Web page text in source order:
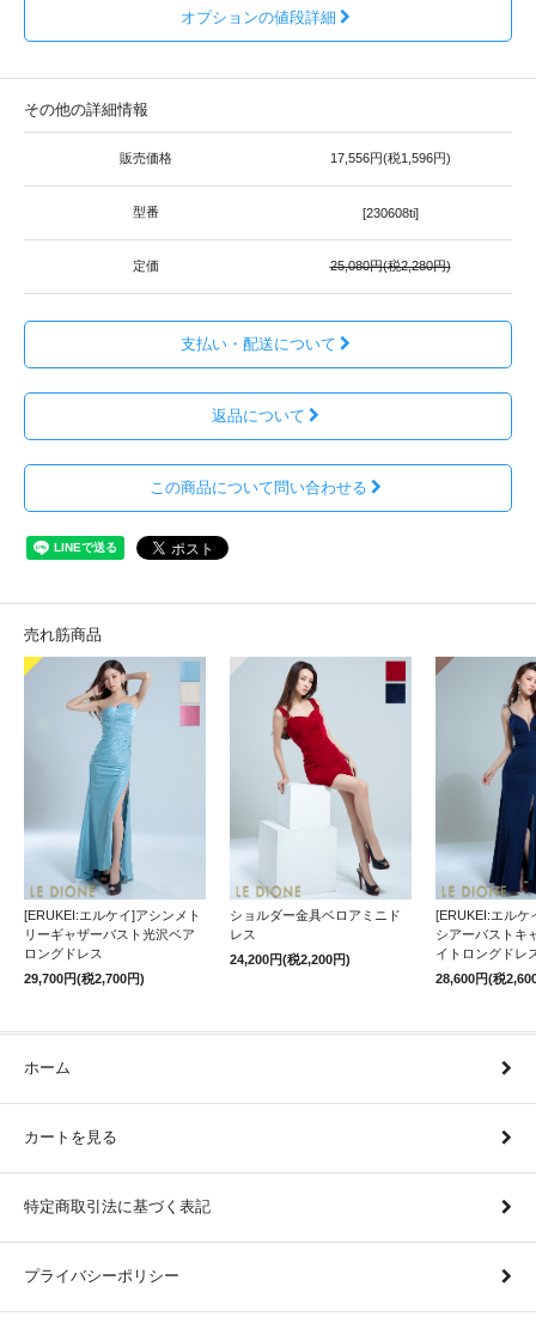
オプションの値段詳細
その他の詳細情報
販売価格 17,556円(税1,596円)
型番 [230608ti]
定価 25,080円(税2,280円)
支払い・配送について
返品について
この商品について問い合わせる
売れ筋商品
[ERUKEI:エルケイ]アシンメト
リーギャザーバスト光沢ベア
ロングドレス
29,700円(税2,700円)
ショルダー金具ベロアミニド
レス
24,200円(税2,200円)
[ERUKEI:エルケ
シアーバストキ
イトロングドレ
28,600円(税
ホーム
カートを見る
特定商取引法に基づく表記
プライバシーポリシー